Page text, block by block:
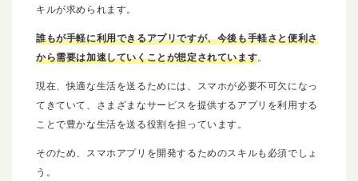
キルが求められます。
誰もが手軽に利用できるアプリですが、今後も手軽さと便利さ
から需要は加速していくことが想定されています。
現在、快適な生活を送るためには、スマホが必要不可欠になっ
てきていて、さまざまなサービスを提供するアプリを利用する
ことで豊かな生活を送る役割を担っています。
そのため、スマホアプリを開発するためのスキルも必須でしょ
う。